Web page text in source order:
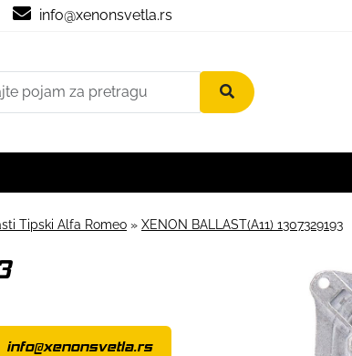
info@xenonsvetla.rs
Tipski Alfa Romeo » XENON BALLAST(A11) 1307329193
info@xenonsvetla.rs